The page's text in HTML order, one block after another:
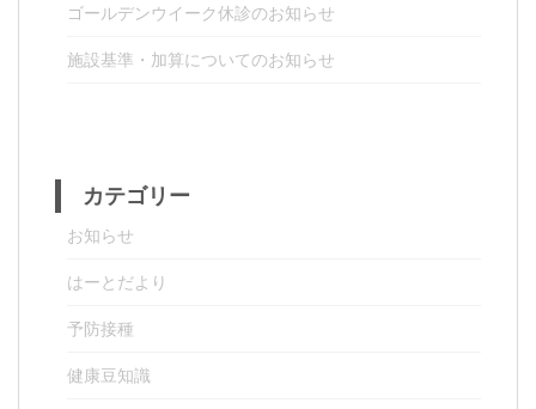
ゴールデンウイーク休診のお知らせ
施設基準・加算についてのお知らせ
カテゴリー
お知らせ
はーとだより
予防接種
健康豆知識